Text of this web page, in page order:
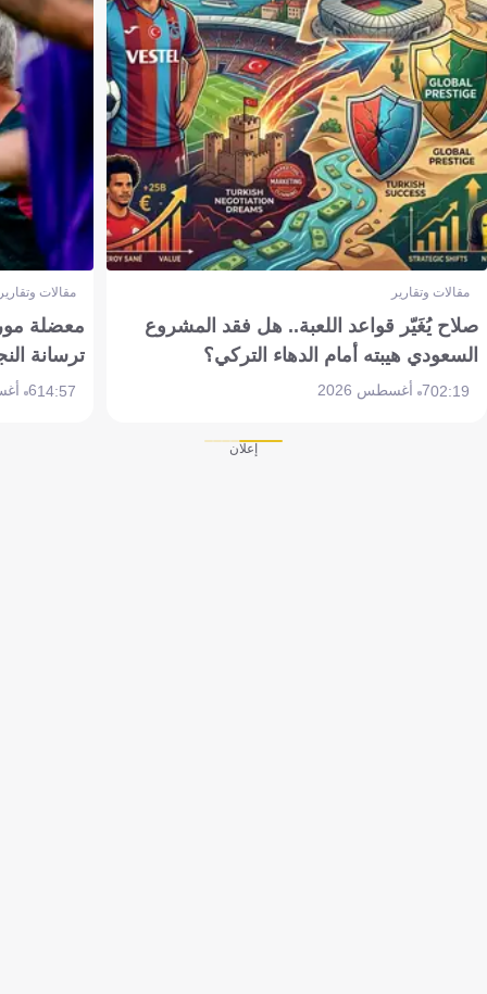
مقالات وتقارير
صلاح يُغَيّر قواعد اللعبة.. هل فقد المشروع
السعودي هيبته أمام الدهاء التركي؟
02:197 أغسطس 2026
مقالات
معضلة
ترسانة
14:576 أغسطس 2026
إعلان